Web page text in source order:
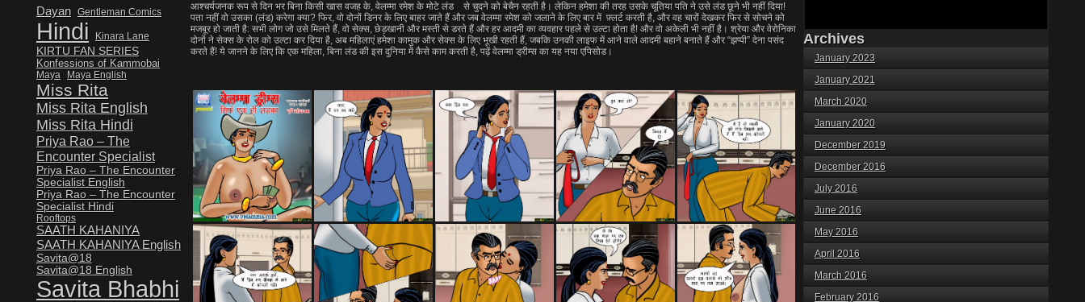
आश्चर्यजनक रूप से दिन भर बिना किसी खास वजह के, वेलम्मा रमेश के मोटे लंड से चुदने को बेचैन रहती है। लेकिन हमेशा की तरह उसके चूतिया पति ने उसे लंड छूने भी नहीं दिया!
पता नहीं वो उसका (लंड) करेगा क्या? फिर, वो दोनों डिनर के लिए बाहर जाते हैं और जब वेलम्मा रमेश को जलाने के लिए बार में फ़्लर्ट करती है, और वह चारों देखकर फिर से सोचने को
मजबूर हो जाती है: सभी लोग जो उसे मिलते हैं, वो सेक्स, छेड़खानी और मस्ती से डरते हैं और हर आदमी का व्यवहार पहले से उल्टा होता है! और वो अकेली भी नहीं है। श्रेया और वेरोनिका
दोनों ने सेक्स के रोल को उल्टा कर दिया है, अब महिलाएं हमेशा कामुक और सेक्स के लिए भूखी रहती हैं, जबकि उनकी लाइफ में आने वाले आदमी बहाने बनाते हैं और “झप्पी” देना पसंद
करते हैं! ये जानने के लिए कि एक महिला, बिना लंड की इस दुनिया में कैसे काम करती है, पढ़ें वेलम्मा ड्रीम्स का यह नया एपिसोड।
Dayan Gentleman Comics
Hindi Kinara Lane
KIRTU FAN SERIES
Konfessions of Kammobai
Maya Maya English
Miss Rita
Miss Rita English
Miss Rita Hindi
Priya Rao – The
Encounter Specialist
Priya Rao – The Encounter
Specialist English
Priya Rao – The Encounter
Specialist Hindi
Rooftops
SAATH KAHANIYA
SAATH KAHANIYA English
Savita@18
Savita@18 English
Savita Bhabhi
Archives
January 2023
January 2021
March 2020
January 2020
December 2019
December 2016
July 2016
June 2016
May 2016
April 2016
March 2016
February 2016